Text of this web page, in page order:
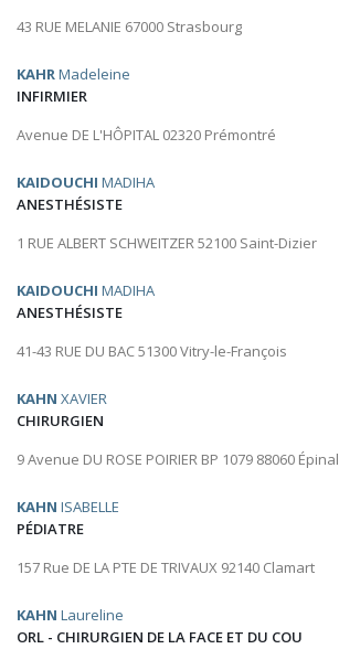
43 RUE MELANIE 67000 Strasbourg
KAHRMadeleine
INFIRMIER
Avenue DE L'HÔPITAL 02320 Prémontré
KAIDOUCHI MADIHA
ANESTHÉSISTE
1 RUE ALBERT SCHWEITZER 52100 Saint-Dizier
KAIDOUCHI MADIHA
ANESTHÉSISTE
41-43 RUE DU BAC 51300 Vitry-le-François
KAHN XAVIER
CHIRURGIEN
9 Avenue DU ROSE POIRIER BP 1079 88060 Épinal
KAHN ISABELLE
PÉDIATRE
157 Rue DE LA PTE DE TRIVAUX 92140 Clamart
KAHN Laureline
ORL - CHIRURGIEN DE LA FACE ET DU COU